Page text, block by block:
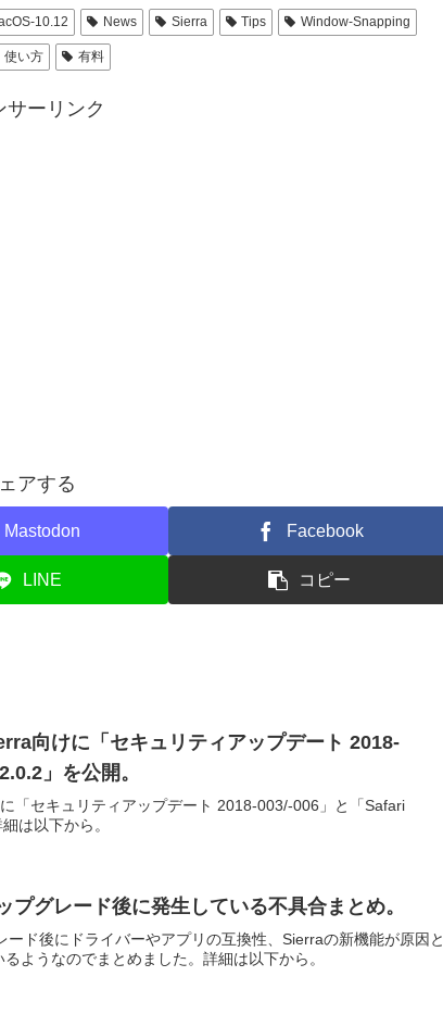
10.12 News Sierra Tips Window-Snapping
使い方 有料
サーリンク
アする
Mastodon Facebook
LINE コピー
向けに「セキュリティアップデート 2018-
」を公開。
「セキュリティアップデート 2018-003/-006」と「Safari
は以下から。
グレード後に発生している不具合まとめ。
ド後にドライバーやアプリの互換性、Sierraの新機能が原因と
ようなのでまとめました。詳細は以下から。